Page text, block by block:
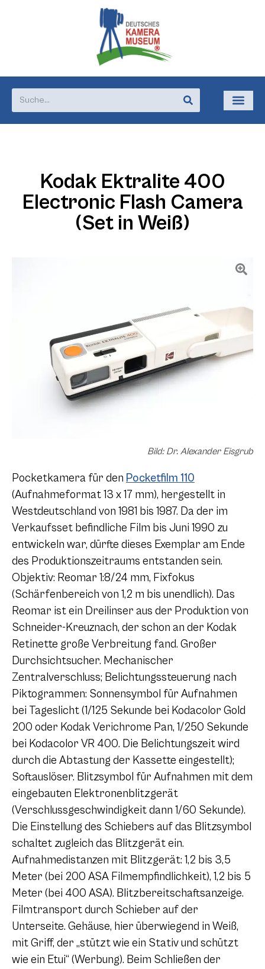
Kodak Ektralite 400
Electronic Flash Camera
(Set in Weiß)
Bild: Dr. Alexander Eisgrub
Pocketkamera für den Pocketfilm 110
(Aufnahmeformat13 x 17 mm), hergestellt in
Westdeutschland von 1981 bis 1987. Da der im
Verkaufsset befindliche Film bis Juni 1990 zu
entwickeln war, dürfte dieses Exemplar am Ende
des Produktionszeitraums entstanden sein.
Objektiv: Reomar 1:8/24 mm, Fixfokus
(Schärfenbereich von 1,2 m bis unendlich). Das
Reomar ist ein Dreilinser aus der Produktion von
Schneider-Kreuznach, der schon an der Kodak
Retinette große Verbreitung fand. Großer
Durchsichtsucher. Mechanischer
Zentralverschluss; Belichtungssteuerung nach
Piktogrammen: Sonnensymbol für Aufnahmen
bei Tageslicht (1/125 Sekunde bei Kodacolor Gold
200 oder Kodak Verichrome Pan, 1/250 Sekunde
bei Kodacolor VR 400. Die Belichtungszeit wird
durch die Abtastung der Kassette eingestellt);
Softauslöser. Blitzsymbol für Aufnahmen mit dem
eingebauten Elektronenblitzgerät
(Verschlussgeschwindigkeit dann 1/60 Sekunde).
Die Einstellung des Schiebers auf das Blitzsymbol
schaltet zugleich das Blitzgerät ein.
Aufnahmedistanzen mit Blitzgerät: 1,2 bis 3,5
Meter (bei 200 ASA Filmempfindlichkeit), 1,2 bis 5
Meter (bei 400 ASA). Blitzbereitschaftsanzeige.
Filmtransport durch Schieber auf der
Unterseite. Gehäuse, hier überwiegend in Weiß,
mit Griff, der „stützt wie ein Stativ und schützt
wie ein Etui“ (Werbung). Beim Schließen der